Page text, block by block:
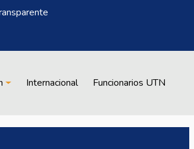
Internacional Funcionarios UTN